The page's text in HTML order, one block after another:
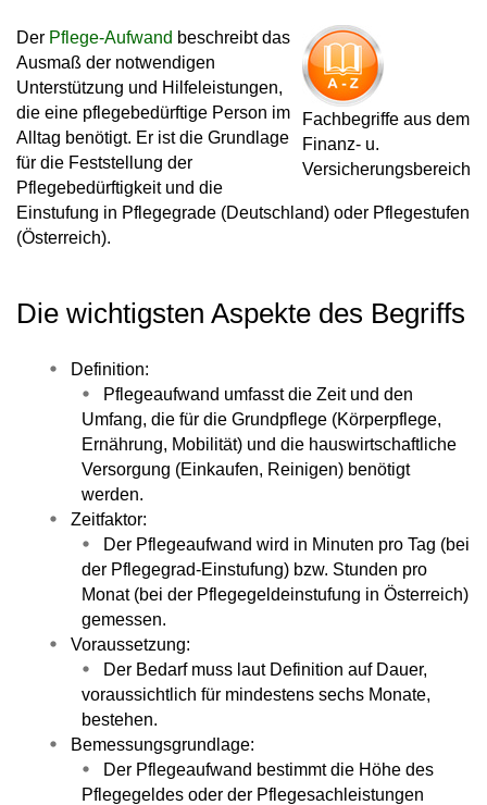
Fachbegriffe aus dem
Finanz- u.
Versicherungsbereich
Der Pflege-Aufwand beschreibt das
Ausmaß der notwendigen
Unterstützung und Hilfeleistungen,
die eine pflegebedürftige Person im
Alltag benötigt. Er ist die Grundlage
für die Feststellung der
Pflegebedürftigkeit und die
Einstufung in Pflegegrade (Deutschland) oder Pflegestufen
(Österreich).
Die wichtigsten Aspekte des Begriffs
Definition:
Pflegeaufwand umfasst die Zeit und den
Umfang, die für die Grundpflege (Körperpflege,
Ernährung, Mobilität) und die hauswirtschaftliche
Versorgung (Einkaufen, Reinigen) benötigt
werden.
Zeitfaktor:
Der Pflegeaufwand wird in Minuten pro Tag (bei
der Pflegegrad-Einstufung) bzw. Stunden pro
Monat (bei der Pflegegeldeinstufung in Österreich)
gemessen.
Voraussetzung:
Der Bedarf muss laut Definition auf Dauer,
voraussichtlich für mindestens sechs Monate,
bestehen.
Bemessungsgrundlage:
Der Pflegeaufwand bestimmt die Höhe des
Pflegegeldes oder der Pflegesachleistungen